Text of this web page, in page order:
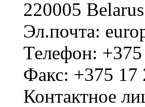
220005
Эл.почта:
Телефон:
Факс: +375 17
Контактное